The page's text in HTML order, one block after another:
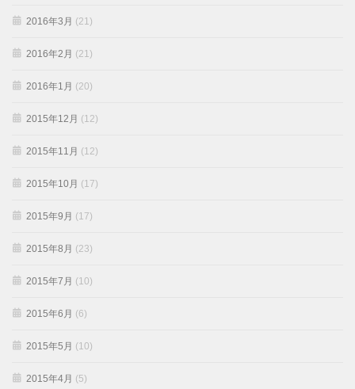
2016年3月 (21)
2016年2月 (21)
2016年1月 (20)
2015年12月 (12)
2015年11月 (12)
2015年10月 (17)
2015年9月 (17)
2015年8月 (23)
2015年7月 (10)
2015年6月 (6)
2015年5月 (10)
2015年4月 (5)